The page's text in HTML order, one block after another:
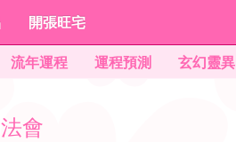
開張旺宅
流年運程 運程預測 玄幻靈異
會